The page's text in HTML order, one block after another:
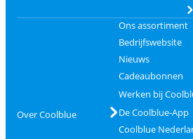
Over Coolblue
Ons assortiment
Bedrijfswebsite
Nieuws
Cadeaubonnen
Werken bij
De Coolblue-App
Coolblue